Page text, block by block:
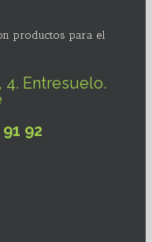
productos para el
4. Entresuelo.
92